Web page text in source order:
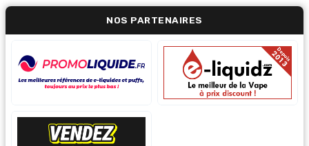
NOS PARTENAIRES